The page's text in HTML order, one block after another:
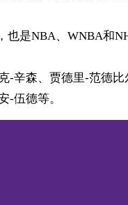
也是NBA、WNBA和
-辛森、贾德里-范德
-伍德等。